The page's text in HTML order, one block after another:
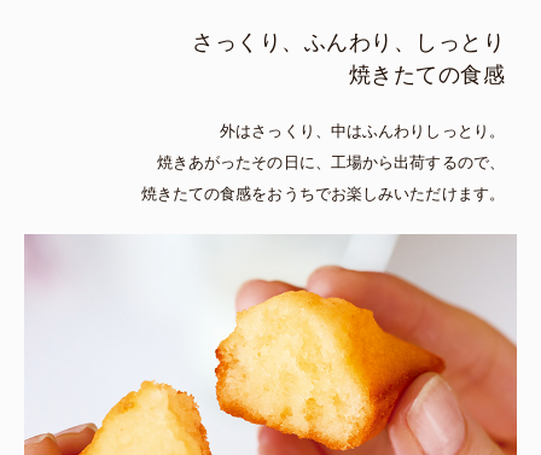
さっくり、ふんわり、しっとり
焼きたての食感
外はさっくり、中はふんわりしっとり。
焼きあがったその日に、工場から出荷するので、
焼きたての食感をおうちでお楽しみいただけます。